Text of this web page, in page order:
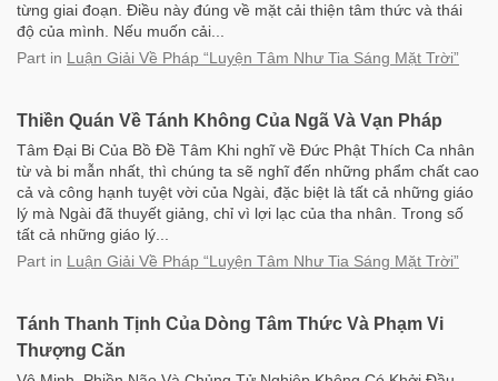
từng giai đoạn. Điều này đúng về mặt cải thiện tâm thức và thái
độ của mình. Nếu muốn cải...
Part in Luận Giải Về Pháp “Luyện Tâm Như Tia Sáng Mặt Trời”
Thiền Quán Về Tánh Không Của Ngã Và Vạn Pháp
Tâm Đại Bi Của Bồ Đề Tâm Khi nghĩ về Đức Phật Thích Ca nhân
từ và bi mẫn nhất, thì chúng ta sẽ nghĩ đến những phẩm chất cao
cả và công hạnh tuyệt vời của Ngài, đặc biệt là tất cả những giáo
lý mà Ngài đã thuyết giảng, chỉ vì lợi lạc của tha nhân. Trong số
tất cả những giáo lý...
Part in Luận Giải Về Pháp “Luyện Tâm Như Tia Sáng Mặt Trời”
Tánh Thanh Tịnh Của Dòng Tâm Thức Và Phạm Vi
Thượng Căn